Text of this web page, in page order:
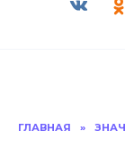
ГЛАВНАЯ »